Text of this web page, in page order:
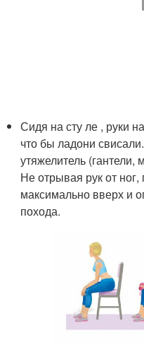
Сидя на сту ле , руки
что бы ладони
утяжелитель (гантели,
Не отрывая рук от
максимально вверх и
похода.